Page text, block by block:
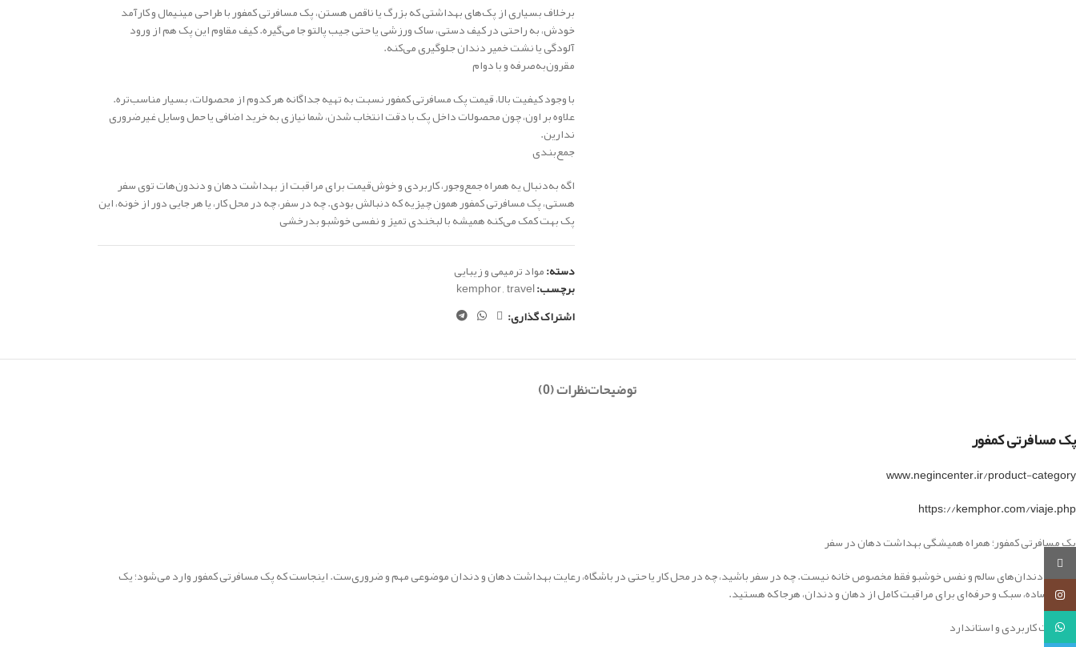
برخلاف بسیاری از پک‌های بهداشتی که بزرگ یا ناقص هستن، پک مسافرتی کمفور با طراحی مینیمال و کارآمد
خودش، به راحتی در کیف دستی، ساک ورزشی یا حتی جیب پالتو جا می‌گیره. کیف مقاوم این پک هم از ورود
آلودگی یا نشت خمیر دندان جلوگیری می‌کنه.
مقرون‌به‌صرفه و با دوام
با وجود کیفیت بالا، قیمت پک مسافرتی کمفور نسبت به تهیه جداگانه هر کدوم از محصولات، بسیار مناسب‌تره.
علاوه بر اون، چون محصولات داخل پک با دقت انتخاب شدن، شما نیازی به خرید اضافی یا حمل وسایل غیرضروری
ندارین.
جمع‌بندی
اگه به‌دنبال یه همراه جمع‌وجور، کاربردی و خوش‌قیمت برای مراقبت از بهداشت دهان و دندون‌هات توی سفر
هستی، پک مسافرتی کمفور همون چیزیه که دنبالش بودی. چه در سفر، چه در محل کار، یا هر جایی دور از خونه، این
پک بهت کمک می‌کنه همیشه با لبخندی تمیز و نفسی خوشبو بدرخشی
دسته:مواد ترمیمی و زیبایی
برچسب: kemphor,travel
اشتراک گذاری:
توضیحاتنظرات (0)
پک مسافرتی کمفور
www.negincenter.ir/product-category
https://kemphor.com/viaje.php
پک مسافرتی کمفور؛ همراه همیشگی بهداشت دهان در سفر
داشتن دندان‌های سالم و نفس خوشبو فقط مخصوص خانه نیست. چه در سفر باشید، چه در محل کار یا حتی در باشگاه، رعایت بهداشت دهان و دندان موضوعی مهم و ضروری‌ست. اینجاست که پک مسافرتی کمفور وارد می‌شود؛ یک
راه‌حل ساده، سبک و حرفه‌ای برای مراقبت کامل از دهان و دندان، هرجا که هستید.
محتویات کاربردی و استاندارد
اینستاگرام
واتساپ